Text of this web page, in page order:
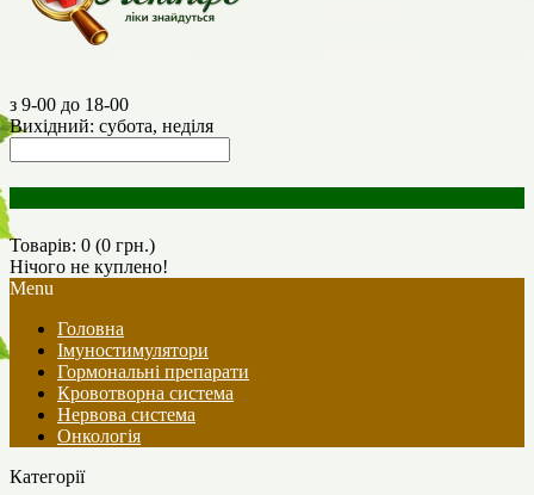
з 9-00 до 18-00
Вихідний: субота, неділя
Товарів: 0 (0 грн.)
Нічого не куплено!
Menu
Головна
Імуностимулятори
Гормональні препарати
Кровотворна система
Нервова система
Онкологія
Категорії